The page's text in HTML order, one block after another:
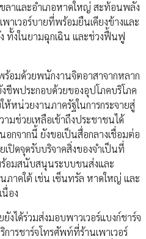
ลาและอำเภอหาดใหญ่ สะท้อนพลัง
าเวอร์บายที่พร้อมยืนเคียงข้างและ
ทั้งในยามฉุกเฉิน และช่วงฟื้นฟู
ร้อมด้วยพนักงานจิตอาสาจากหลาก
ชีพประกอบด้วยของอุปโภคบริโภค
หน่วยงานภาครัฐในการกระจายสู่
มช่วยเหลือเข้าถึงประชาชนได้
อกจากนี้ ยังขอเป็นสื่อกลางเชื่อมต่อ
เปิดจุดรับบริจาคสิ่งของจำเป็นที่
ร้อมสนับสนุนระบบขนส่งและ
ภาคใต้ เช่น เซ็นทรัล หาดใหญ่ และ
อง
งได้ร่วมส่งมอบพาวเวอร์แบงก์ชาร์จ
ารชาร์จโทรศัพท์ที่ร้านเพาเวอร์